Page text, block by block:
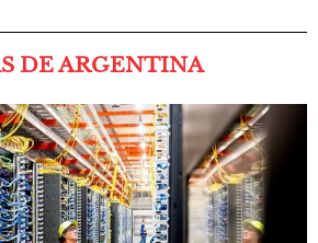
DE ARGENTINA